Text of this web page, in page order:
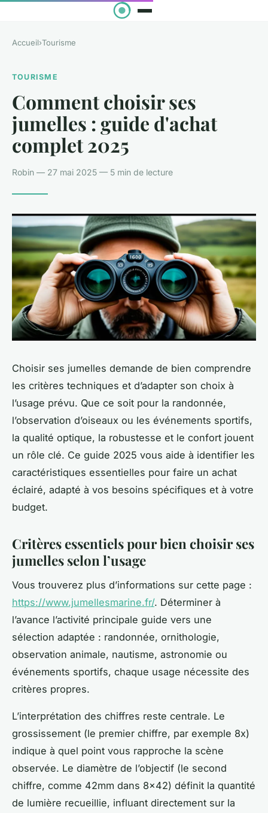
Accueil›Tourisme
TOURISME
Comment choisir ses
jumelles : guide d'achat
complet 2025
Robin — 27 mai 2025 — 5 min de lecture
Choisir ses jumelles demande de bien comprendre
les critères techniques et d’adapter son choix à
l’usage prévu. Que ce soit pour la randonnée,
l’observation d’oiseaux ou les événements sportifs,
la qualité optique, la robustesse et le confort jouent
un rôle clé. Ce guide 2025 vous aide à identifier les
caractéristiques essentielles pour faire un achat
éclairé, adapté à vos besoins spécifiques et à votre
budget.
Critères essentiels pour bien choisir ses
jumelles selon l’usage
Vous trouverez plus d’informations sur cette page :
https://www.jumellesmarine.fr/. Déterminer à
l’avance l’activité principale guide vers une
sélection adaptée : randonnée, ornithologie,
observation animale, nautisme, astronomie ou
événements sportifs, chaque usage nécessite des
critères propres.
L’interprétation des chiffres reste centrale. Le
grossissement (le premier chiffre, par exemple 8x)
indique à quel point vous rapproche la scène
observée. Le diamètre de l’objectif (le second
chiffre, comme 42mm dans 8x42) définit la quantité
de lumière recueillie, influant directement sur la